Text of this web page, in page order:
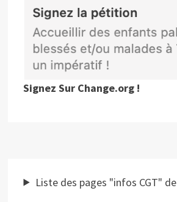
Signez Sur Change.org !
Liste des pages "infos CGT"